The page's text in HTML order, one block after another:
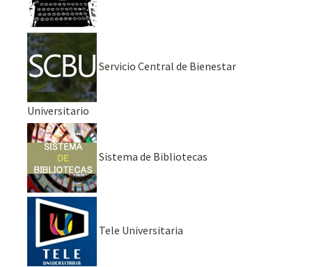
Servicio Central de Bienestar
Universitario
Sistema de Bibliotecas
Tele Universitaria